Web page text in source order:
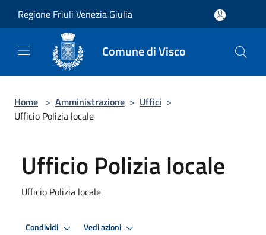
Regione Friuli Venezia Giulia
Comune di Visco
Home > Amministrazione > Uffici >
Ufficio Polizia locale
Ufficio Polizia locale
Ufficio Polizia locale
Condividi Vedi azioni